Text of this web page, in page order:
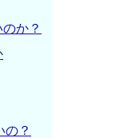
か？
の？